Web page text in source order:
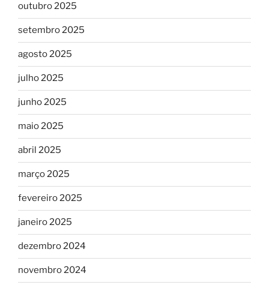
outubro 2025
setembro 2025
agosto 2025
julho 2025
junho 2025
maio 2025
abril 2025
março 2025
fevereiro 2025
janeiro 2025
dezembro 2024
novembro 2024